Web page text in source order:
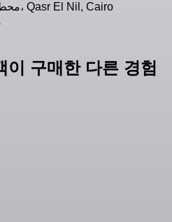
이 구매한 다른 경험